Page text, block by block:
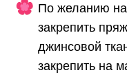
По желанию
закрепить
джинсовой
закрепить на